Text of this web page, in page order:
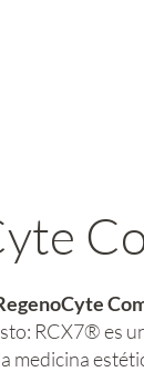
RCX7® es
medicina